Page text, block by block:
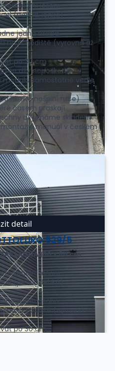
lešení
(pevná, lehká)
jedna osoba
na schodiště (vyrovná až
po 30 cm
se díly nepoškodí)
modulu samostatně vedle
hliníku nešpiní ruce)
časem praskají
díly máme skladem
manuál v českém
detail
529/5
160 x 80 cm
lešení
(pevná, lehká)
jedna osoba
na schodiště (vyrovná až
po 30 cm